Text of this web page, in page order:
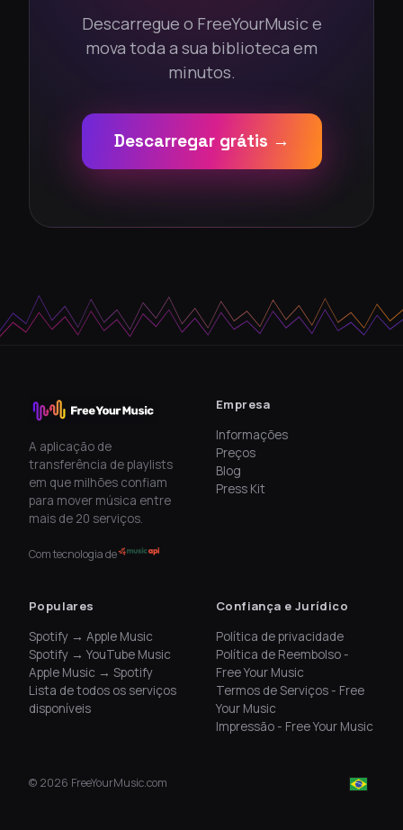
Descarregue o FreeYourMusic e
mova toda a sua biblioteca em
minutos.
Descarregar grátis →
A aplicação de
transferência de playlists
em que milhões confiam
para mover música entre
mais de 20 serviços.
Com tecnologia de
Empresa
Informações
Preços
Blog
Press Kit
Populares
Spotify → Apple Music
Spotify → YouTube Music
Apple Music → Spotify
Lista de todos os serviços
disponíveis
Confiança e Jurídico
Política de privacidade
Política de Reembolso -
Free Your Music
Termos de Serviços - Free
Your Music
Impressão - Free Your Music
© 2026 FreeYourMusic.com